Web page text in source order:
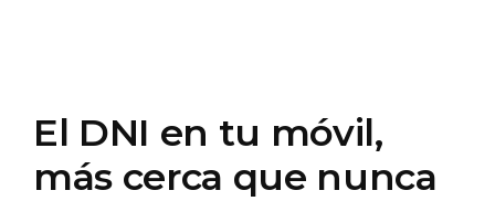
El DNI en tu móvil,
más cerca que nunca